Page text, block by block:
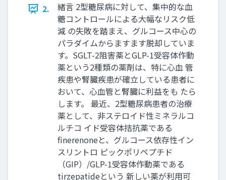
2.
緒言 2型糖尿病に対して、集中的な血
糖コントロールによる大幅なリスク低
減 の失敗を踏まえ、グルコース中心の
パラダイムからますます脱却していま
す。SGLT-2阻害薬とGLP-1受容体作動
薬という2種類の薬剤は、特に心血 管
疾患や腎臓疾患が確立している患者に
おいて、心血管と腎臓に利益をも たら
します。 最近、2型糖尿病患者の治療
薬として、非ステロイド性ミネラルコ
ルチコ イド受容体拮抗薬である
finerenoneと、グルコース依存性イン
スリントロ ピックポリペプチド
（GIP）/GLP-1受容体作動薬である
tirzepatideという 新しい薬が利用可